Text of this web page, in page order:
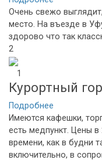
Очень свежо
место. На въезде в
здорово что так
2
1
Курортный
Подробнее
Имеются кафешки,
есть медпункт. Цены в
времени, как в будни
включительно, в